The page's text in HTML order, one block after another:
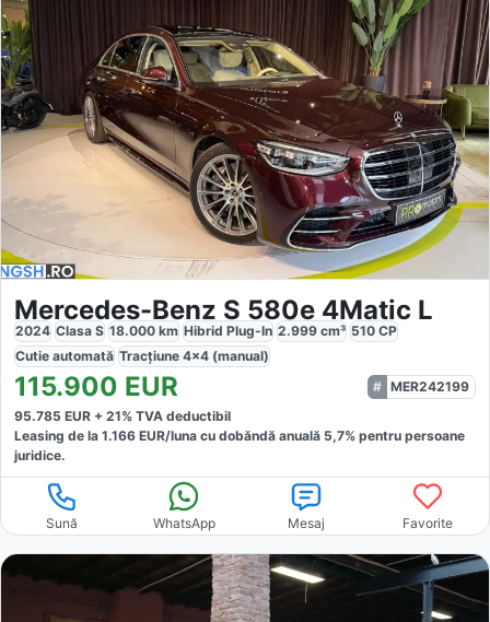
Mercedes-Benz S 580e 4Matic L
2024 Clasa S 18.000 km Hibrid Plug-In 2.999 cm³ 510 CP
Cutie automată Tracțiune 4x4 (manual)
115.900 EUR
MER242199
95.785 EUR + 21% TVA deductibil
Leasing de la 1.166 EUR/luna cu dobăndă anuală 5,7% pentru persoane
juridice.
Sună WhatsApp Mesaj Favorite